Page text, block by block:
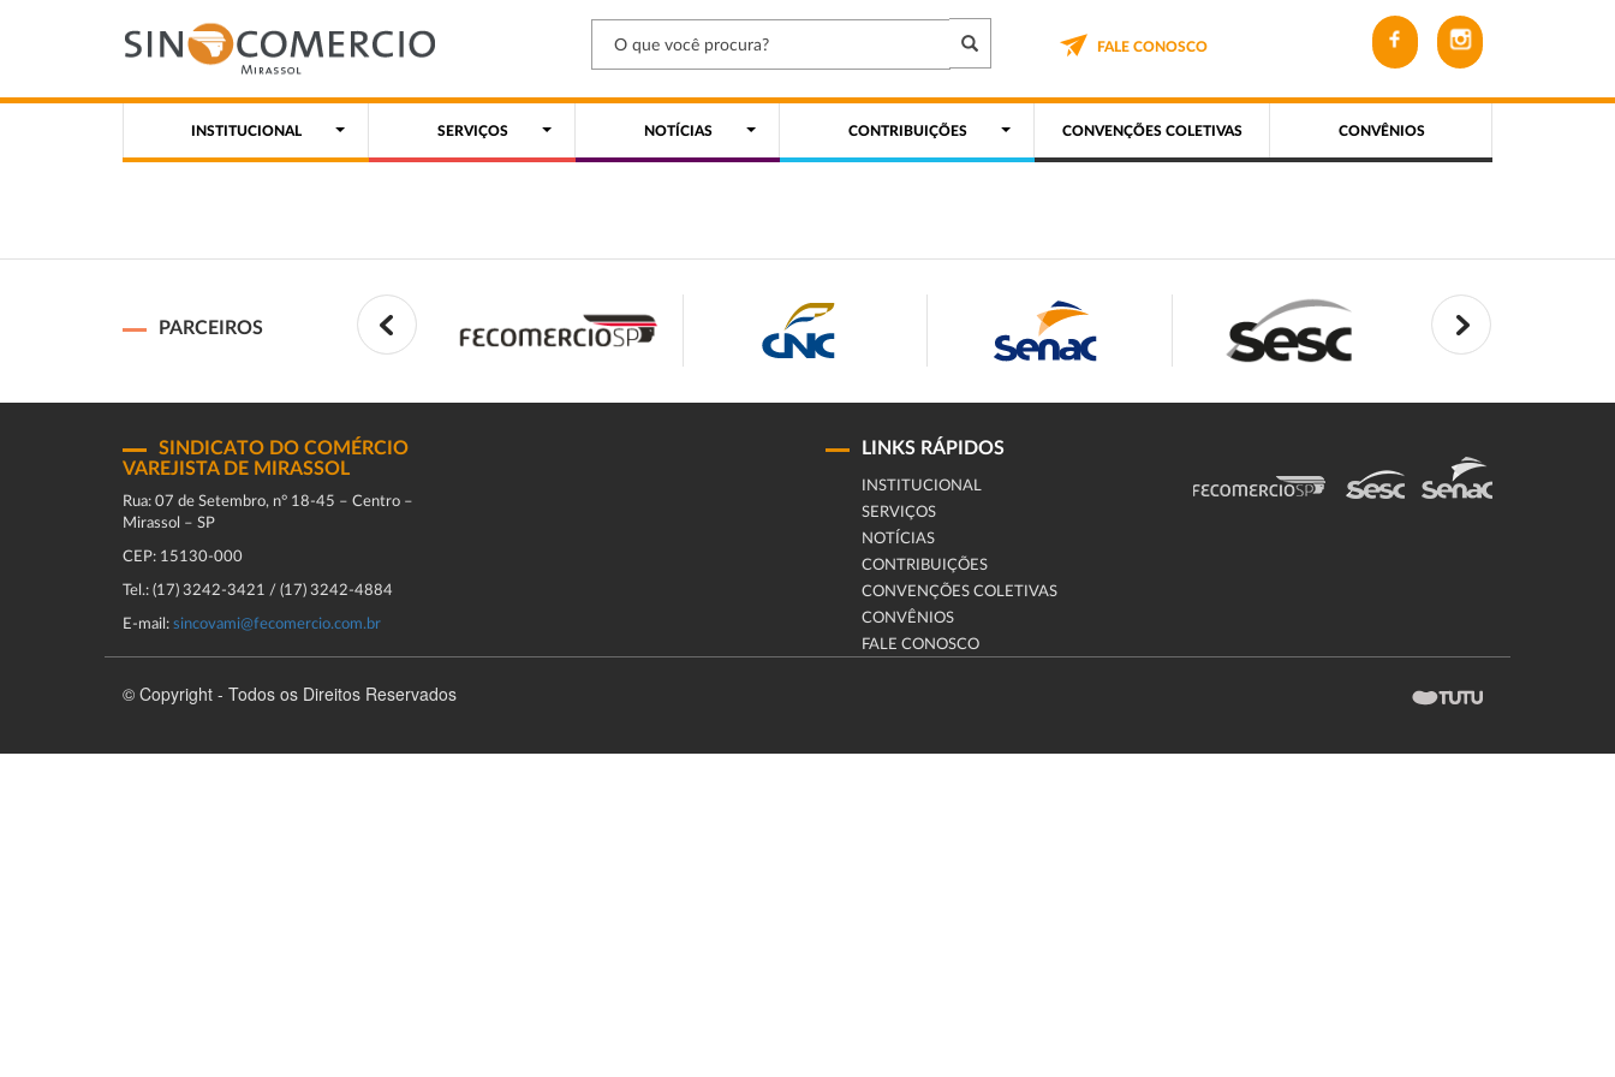
FALE CONOSCO
INSTITUCIONAL SERVIÇOS NOTÍCIAS CONTRIBUIÇÕES CONVENÇÕES COLETIVAS CONVÊNIOS
PARCEIROS
SINDICATO DO COMÉRCIO
VAREJISTA DE MIRASSOL
Rua: 07 de Setembro, n° 18-45 – Centro –
Mirassol – SP
CEP: 15130-000
Tel.: (17) 3242-3421 / (17) 3242-4884
E-mail: sincovami@fecomercio.com.br
LINKS RÁPIDOS
INSTITUCIONAL
SERVIÇOS
NOTÍCIAS
CONTRIBUIÇÕES
CONVENÇÕES COLETIVAS
CONVÊNIOS
FALE CONOSCO
© Copyright - Todos os Direitos Reservados